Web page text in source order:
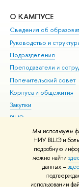
Мы используем
НИУ ВШЭ и
подробную
можно найти
данных –
использовании
О КАМПУСЕ
Сведения об
Руководство и
Подразделения
Преподаватели и
Попечительский совет
Корпуса и общежития
Закупки
ВШЭ для студентов с
здоровья и
Версия для
Единая платежная
© НИУ ВШЭ 1993–2026